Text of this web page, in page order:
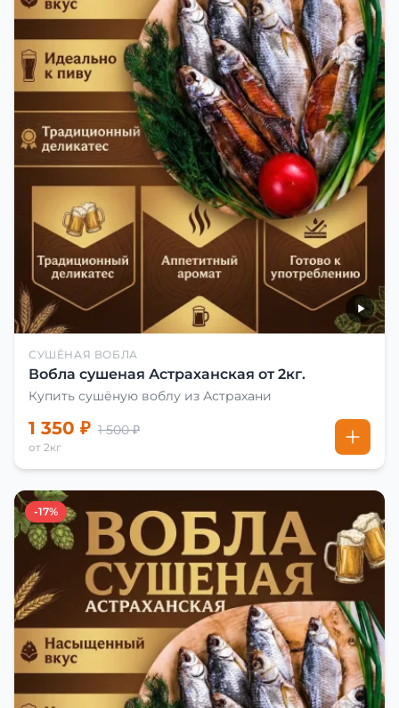
СУШЁНАЯ ВОБЛА
Вобла сушеная Астраханская от 2кг.
Купить сушёную воблу из Астрахани
1 350 ₽ 1 500 ₽
от 2кг
-17%